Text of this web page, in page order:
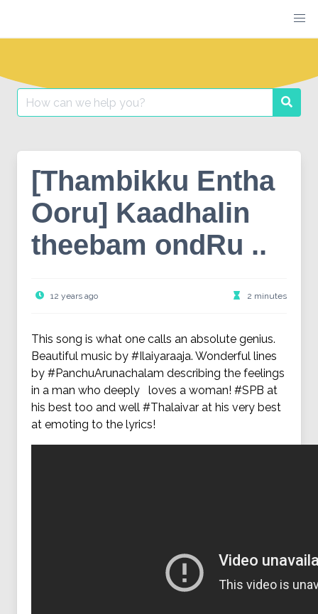
content
Search
for:
[Thambikku Entha
Ooru] Kaadhalin
theebam ondRu ..
12 years ago 2 minutes
This song is what one calls an absolute genius.
Beautiful music by #Ilaiyaraaja. Wonderful lines
by #PanchuArunachalam describing the feelings
in a man who deeply loves a woman! #SPB at
his best too and well #Thalaivar at his very best
at emoting to the lyrics!